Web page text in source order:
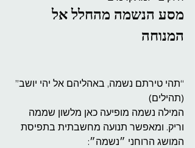
מסע הנשמה מהחלל אל
המנוחה
“תהי טירתם נשמה, באהליהם אל יהי יושב”
(תהילים)
המילה נשמה מופיעה כאן מלשון שממה
וריק. ומאפשר תנועה מחשבתית בתפיסת
המושג הרוחני ״נשמה״: